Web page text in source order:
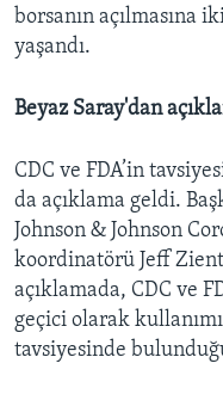
borsanın açılmasına
yaşandı.
Beyaz Saray'dan
CDC ve FDA’in
da açıklama geldi.
Johnson & Johnson
koordinatörü Jeff
açıklamada, CDC ve
geçici olarak
tavsiyesinde